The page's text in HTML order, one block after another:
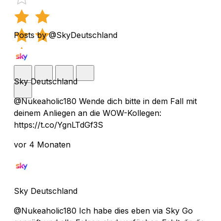
Posts by @SkyDeutschland
Sky Deutschland
@Nukeaholic180 Wende dich bitte in dem Fall mit
deinem Anliegen an die WOW-Kollegen:
https://t.co/YgnLTdGf3S
vor 4 Monaten
Sky Deutschland
@Nukeaholic180 Ich habe dies eben via Sky Go